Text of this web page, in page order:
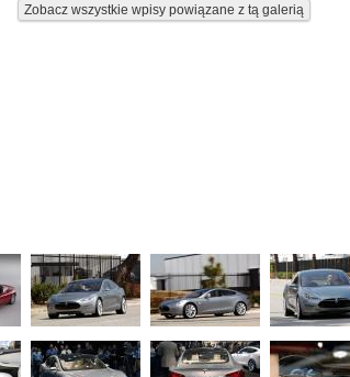
Zobacz wszystkie wpisy powiązane z tą galerią